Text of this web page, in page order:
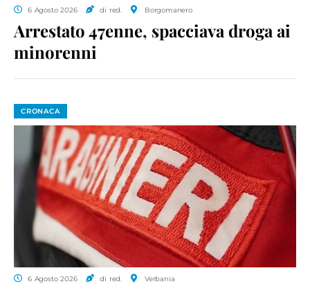
6 Agosto 2026 di red. Borgomanero
Arrestato 47enne, spacciava droga ai
minorenni
CRONACA
6 Agosto 2026 di red. Verbania